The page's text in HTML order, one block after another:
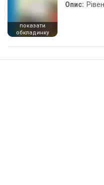
показати
обкладинку
Опис: